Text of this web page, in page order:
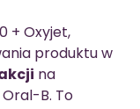
+ Oxyjet,
produktu w
na
B. To